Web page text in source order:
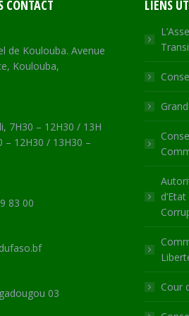
CONTACT
de Koulouba. Avenue
Koulouba,
7H30 – 12H30 / 13H
– 12H30 / 13H30 –
83 00
03
LIENS
Cour